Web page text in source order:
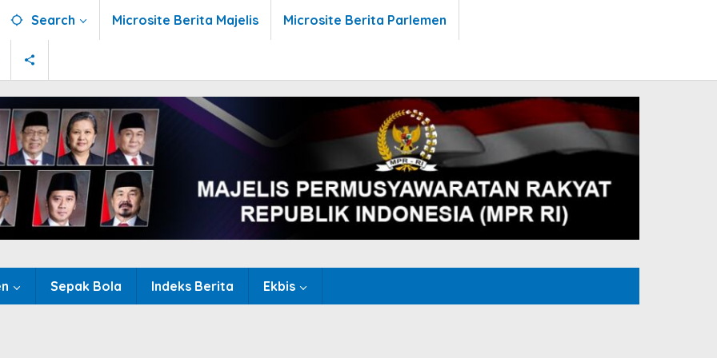
Search Microsite Berita Majelis Microsite Berita Parlemen
Sepak Bola Indeks Berita Ekbis